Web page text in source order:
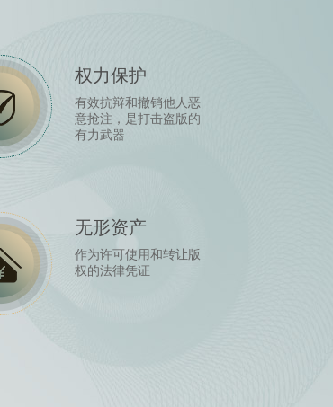
权力保护
有效抗辩和撤销他人恶
意抢注，是打击盗版的
有力武器
无形资产
作为许可使用和转让版
权的法律凭证